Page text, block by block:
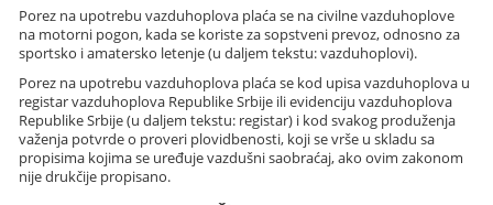
Porez na upotrebu vazduhoplova plaća se na civilne vazduhoplove
na motorni pogon, kada se koriste za sopstveni prevoz, odnosno za
sportsko i amatersko letenje (u daljem tekstu: vazduhoplovi).
Porez na upotrebu vazduhoplova plaća se kod upisa vazduhoplova u
registar vazduhoplova Republike Srbije ili evidenciju vazduhoplova
Republike Srbije (u daljem tekstu: registar) i kod svakog produženja
važenja potvrde o proveri plovidbenosti, koji se vrše u skladu sa
propisima kojima se uređuje vazdušni saobraćaj, ako ovim zakonom
nije drukčije propisano.